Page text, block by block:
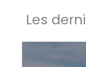
Les